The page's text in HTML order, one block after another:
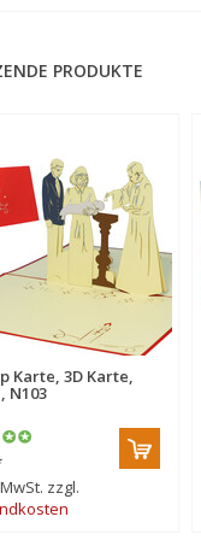
PRODUKTE
Karte, 3D Karte,
N103
zzgl.